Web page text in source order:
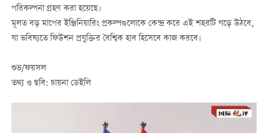
পরিকল্পনা গ্রহণ করা হয়েছে।
মূলত বড় মাপের ইঞ্জিনিয়ারিং প্রকল্পগুলোকে কেন্দ্র করে এই শহরটি গড়ে উঠবে,
যা ভবিষ্যতে ফিউশন প্রযুক্তির বৈশ্বিক হাব হিসেবে কাজ করবে।
শুভ/ফয়সল
তথ্য ও ছবি: চায়না ডেইলি